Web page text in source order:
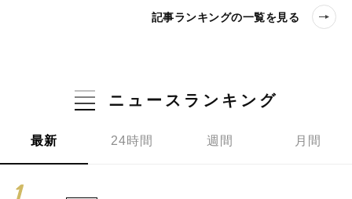
記事ランキングの一覧を見る
ニュースランキング
最新 24時間 週間 月間